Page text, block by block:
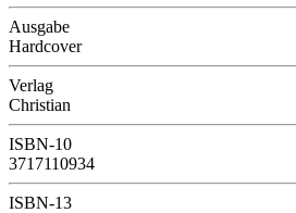
Ausgabe
Hardcover
Verlag
Christian
ISBN-10
3717110934
ISBN-13